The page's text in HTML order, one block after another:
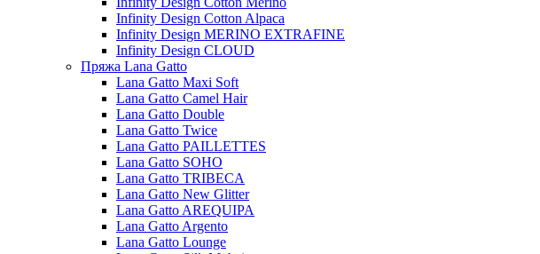
Infinity Design Cotton Alpaca
Infinity Design MERINO EXTRAFINE
Infinity Design CLOUD
Пряжа Lana Gatto
Lana Gatto Maxi Soft
Lana Gatto Camel Hair
Lana Gatto Double
Lana Gatto Twice
Lana Gatto PAILLETTES
Lana Gatto SOHO
Lana Gatto TRIBECA
Lana Gatto New Glitter
Lana Gatto AREQUIPA
Lana Gatto Argento
Lana Gatto Lounge